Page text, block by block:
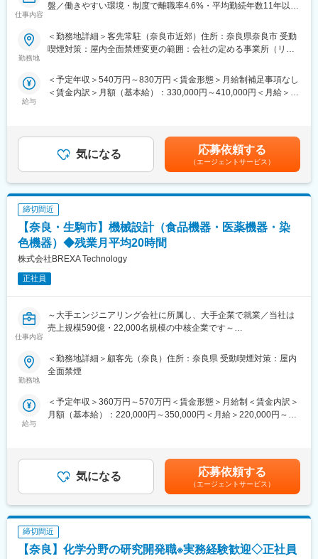
決を行うマーケット部門と、それを支える技術集団である技術推
制を実現し、さらに最新技術の研究も行っています。また、業界
最高水準の開発プロセス体制を築いており、CMMI｢レベル5｣を取
（3）働きやすい社内環境を整備しており、｢くるみんマーク｣を取
仕事内容
盤／働きやすい環境・制度で離職率4.6%・平均勤続年数11年以
●日本有数のシンクタンクである三菱総合研究所、約40万社の法
人顧客を抱える三菱UFJ銀行と連携し、幅広い業界の顧客と一般
た教育・研修制度有／住宅手当あり・フレックス・リモート可能
なため働きやすさ◎
ける業務リーダーとして、開発・保守作業に参画頂きます。
【具体業務】
案件管理（進捗管理、課題管理など）/トラブル・障害時における
窓口
※保守作業も担っているため、夜間のトラブル対応が発生すること
もございます。（頻度：月2～3回程度）
【開発環境】
Java、Shell、AWS
【入社後の流れ】
～1年程度で独り立ち頂くことを想定しております。
三菱総合研究所と三菱UFJフィナンシャル・グループ、三菱UFJリ
サーチ＆コンサルティングとの4社連携で、上流（経営コンサル）
たサポートに取り組んでいます。
（2）高い技術力：CMMIレベル５
実現し、さらに最新技術の研究も行っています。また、業界最高
水準の開発プロセス体制を築いており、CMMI｢レベル5｣を取得し
ました。※国内で僅か8社のみです。
（3）働きやすい社内環境
・｢くるみんマーク｣を取得しています。また、｢フレックスタイム
制の積極活用｣等の施策を全社的に実施しています。離職率4.6％
変更の範囲：会社の定める業務
勤務地
＜勤務地詳細＞客先常駐（奈良市近郊）住所：奈良県奈良市 受動
喫煙対策：屋内全面禁煙変更の範囲：会社の定める事業所（リモ
給与
＜予定年収＞540万円～830万円＜賃金形態＞月給制補足事項なし
＜賃金内訳＞月額（基本給）：330,000円～410,000円＜月給＞
上下する可能性があります。月給(月額)は固定手当を含めた表記で
す。
気になる 応募依頼する
（エージェントサービス）
締切間近
【奈良・生駒市】機械設計（食品機器・医薬機器・染
色機器）◆残業月平均20時間
株式会社BREXA Technology
正社員
仕事内容
～大手エンジニアリング会社に所属し、大手企業で就業／当社は
売上規模590億・22,000名規模の中核企業です～
以下に付随する設計、設計補助業務をお任せします。
・食品機器（高温高圧調理殺菌装置、蒸発・濃縮装置）
■働き方：
です。※個人によって異なります。
・プロジェクトについて：平均３年～5年程度
■当社について：
「モノづくり」×「IT」の両分野で高い技術力を誇るエンジニア集
団です。私たちは、最先端技術の根幹にあるのは“人の成長”だと考
え、エンジニア一人ひとりを大切に育てる環境づくりに力を入れ
勤務地
＜勤務地詳細＞顧客先（奈良）住所：奈良県 受動喫煙対策：屋内
全面禁煙
給与
＜予定年収＞360万円～570万円＜賃金形態＞月給制＜賃金内訳＞
月額（基本給）：220,000円～350,000円＜月給＞220,000円～
賞与あり賃金はあくまでも目安の金額であり、選考を通じて上下
する可能性があります。月給(月額)は固定手当を含めた表記です。
気になる 応募依頼する
（エージェントサービス）
締切間近
【奈良】化学分野の研究開発職※実務経験歓迎◇正社員